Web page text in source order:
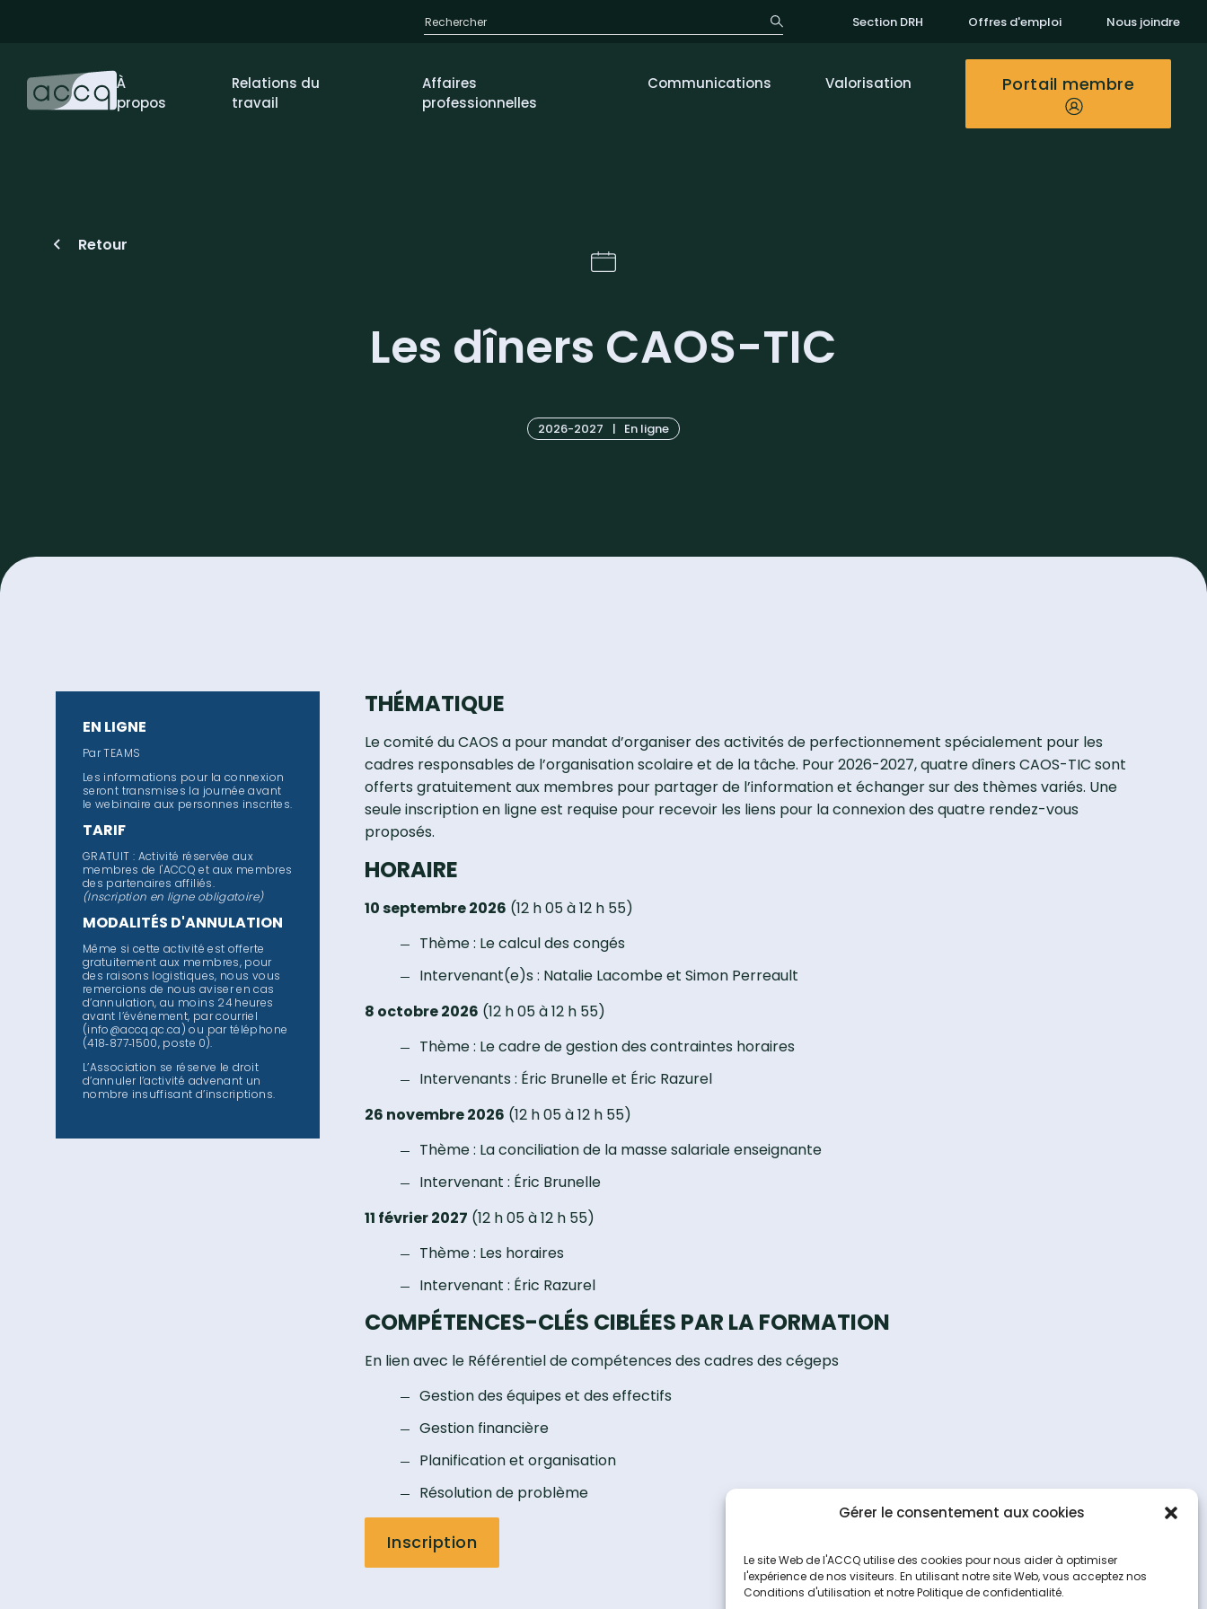
Gérer le consentement aux cookies
Le site Web de l'ACCQ utilise des cookies pour nous aider à optimiser
l'expérience de nos visiteurs. En utilisant notre site Web, vous acceptez nos
Conditions d'utilisation et notre Politique de confidentialité.
Section DRH Offres d'emploi Nous joindre
À
propos
Relations du
travail
Affaires
professionnelles
Communications Valorisation Portail membre
Retour
Les dîners CAOS-TIC
2026-2027 | En ligne
EN LIGNE
Par TEAMS
Les informations pour la connexion
seront transmises la journée avant
le webinaire aux personnes inscrites.
TARIF
GRATUIT : Activité réservée aux
membres de l'ACCQ et aux membres
des partenaires affiliés.
(Inscription en ligne obligatoire)
MODALITÉS D'ANNULATION
Même si cette activité est offerte
gratuitement aux membres, pour
des raisons logistiques, nous vous
remercions de nous aviser en cas
d’annulation, au moins 24 heures
avant l’événement, par courriel
(info@accq.qc.ca) ou par téléphone
(418‑877‑1500, poste 0).
L’Association se réserve le droit
d’annuler l’activité advenant un
nombre insuffisant d’inscriptions.
THÉMATIQUE
Le comité du CAOS a pour mandat d’organiser des activités de perfectionnement spécialement pour les
cadres responsables de l’organisation scolaire et de la tâche. Pour 2026-2027, quatre dîners CAOS-TIC sont
offerts gratuitement aux membres pour partager de l’information et échanger sur des thèmes variés. Une
seule inscription en ligne est requise pour recevoir les liens pour la connexion des quatre rendez-vous
proposés.
HORAIRE
10 septembre 2026 (12 h 05 à 12 h 55)
Thème : Le calcul des congés
Intervenant(e)s : Natalie Lacombe et Simon Perreault
8 octobre 2026 (12 h 05 à 12 h 55)
Thème : Le cadre de gestion des contraintes horaires
Intervenants : Éric Brunelle et Éric Razurel
26 novembre 2026 (12 h 05 à 12 h 55)
Thème : La conciliation de la masse salariale enseignante
Intervenant : Éric Brunelle
11 février 2027 (12 h 05 à 12 h 55)
Thème : Les horaires
Intervenant : Éric Razurel
COMPÉTENCES-CLÉS CIBLÉES PAR LA FORMATION
En lien avec le Référentiel de compétences des cadres des cégeps
Gestion des équipes et des effectifs
Gestion financière
Planification et organisation
Résolution de problème
Inscription